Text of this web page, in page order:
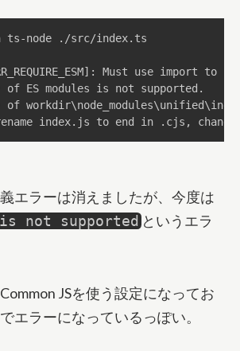
ts-node ./src/index.ts
Must use import
ES modules is not supported.
of
index.js to end in .cjs,
エラーは消えましたが、今度は
is not supported というエラ
JSを使う設定になってお
エラーになっているっぽい。